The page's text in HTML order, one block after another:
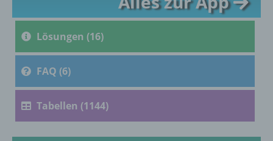
Lösungen (16)
FAQ (6)
Tabellen (1144)
Verarbeitung ist jeder mit oder ohne Hilfe
automatisierter Verfahren ausgeführte
Zusammenhang mit personenbezogenen
Daten wie das Erheben, das Erfassen, die
die Anpassung oder Veränderung, das
Auslesen, das Abfragen, die Verwendung,
die Offenlegung durch Übermittlung,